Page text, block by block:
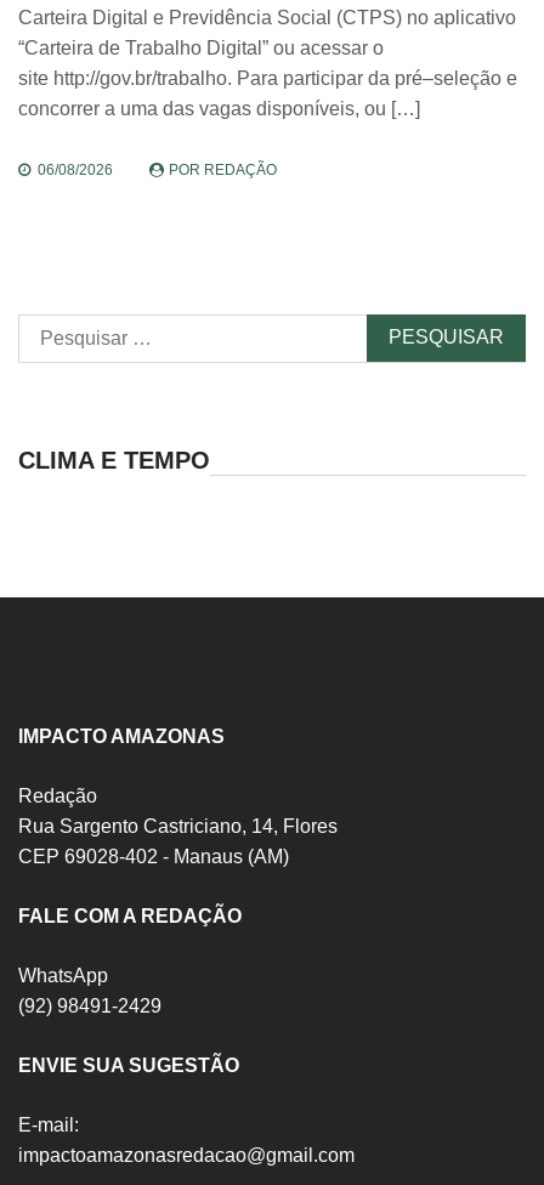
Carteira Digital e Previdência Social (CTPS) no aplicativo
“Carteira de Trabalho Digital” ou acessar o
site http://gov.br/trabalho. Para participar da pré–seleção e
concorrer a uma das vagas disponíveis, ou […]
06/08/2026 POR REDAÇÃO
Pesquisar
por:
CLIMA E TEMPO
IMPACTO AMAZONAS
Redação
Rua Sargento Castriciano, 14, Flores
CEP 69028-402 - Manaus (AM)
FALE COM A REDAÇÃO
WhatsApp
(92) 98491-2429
ENVIE SUA SUGESTÃO
E-mail:
impactoamazonasredacao@gmail.com